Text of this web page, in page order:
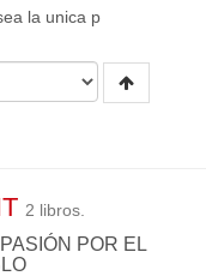
la unica p
2 libros.
POR EL